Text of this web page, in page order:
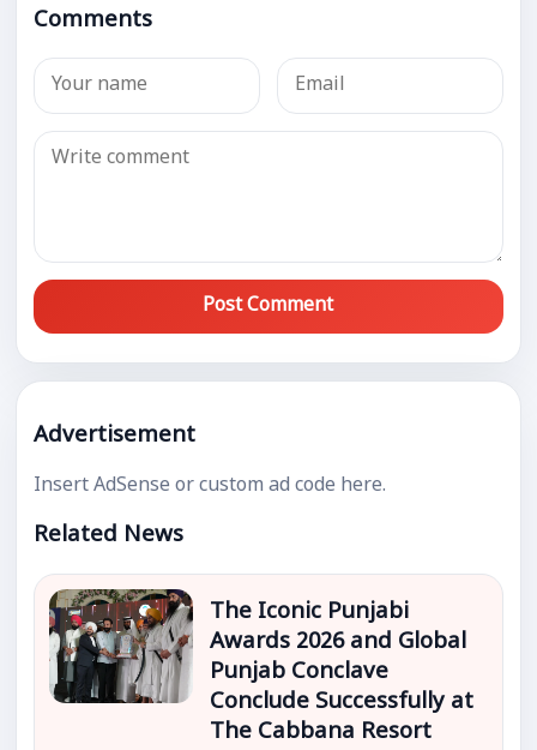
Comments
Post Comment
Advertisement
Insert AdSense or custom ad code here.
Related News
The Iconic Punjabi
Awards 2026 and Global
Punjab Conclave
Conclude Successfully at
The Cabbana Resort